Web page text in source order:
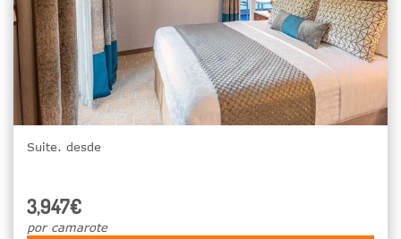
Suite. desde
3,947€
por camarote